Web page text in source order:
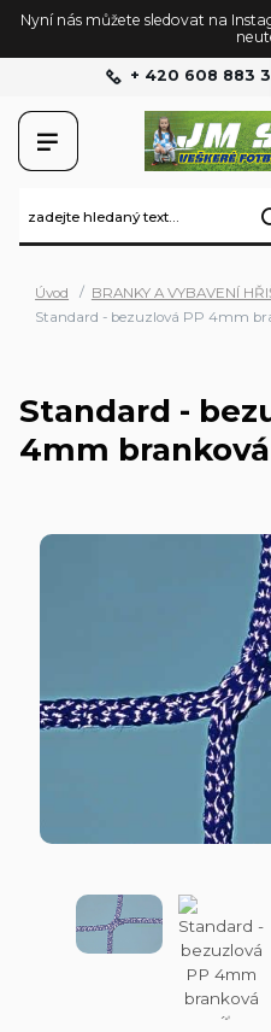
Nyní nás můžete sledovat na
+ 420 608 883
Úvod BRANKY A VYBAVENÍ
Standard - bezuzlová PP 4mm
Standard -
4mm